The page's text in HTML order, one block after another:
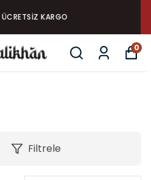
I BIRINCI SINIF KALITE I YÜKSEK
MEMNUNIYETI
0
Filtrele